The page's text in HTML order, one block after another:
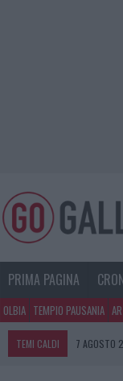
PRIMA PAGINA
OLBIA TEMPIO PAUSANIA
TEMI CALDI 7 AGOSTO